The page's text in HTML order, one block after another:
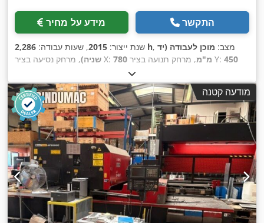
מידע על מחיר התקשר
שנת ייצור: 2015, שעות עבודה: 2,286 h , מצב: מוכן לעבודה (יד
שניה) , מרחק נסיעה בציר X: 780 מ"מ , מרחק תנועה בציר Y: 450
כולל:5,000 ק"ג , הספק מנוע הציר:7,500 וואט , אורך שולחן:700
מ"מ, רוחב שולחן:400 מ"מ , מספר צירים:3 , מודעה קטנה